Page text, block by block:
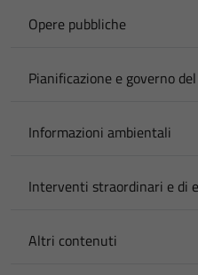
Opere pubbliche
Pianificazione e governo
Informazioni ambientali
Interventi straordinari e di
Altri contenuti